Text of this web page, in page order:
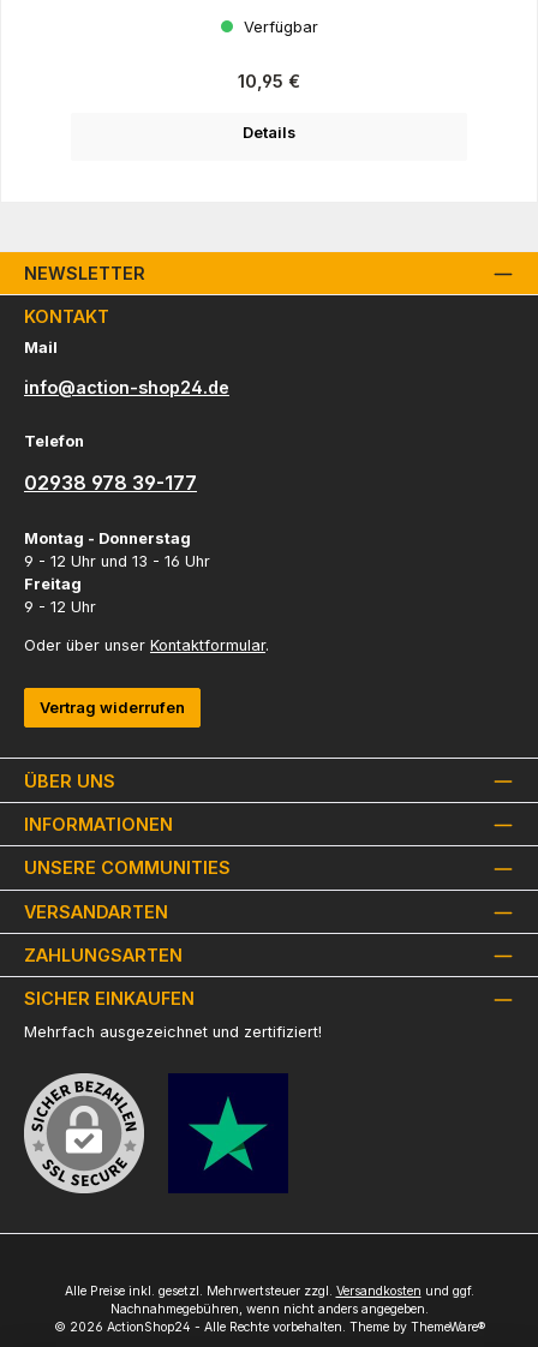
Verfügbar
Regulärer Preis:
10,95 €
Details
NEWSLETTER
ÜBER UNS
INFORMATIONEN
KONTAKT
Mail
info@action-shop24.de
Telefon
02938 978 39-177
Montag - Donnerstag
9 - 12 Uhr und 13 - 16 Uhr
Freitag
9 - 12 Uhr
Oder über unser Kontaktformular.
Vertrag widerrufen
UNSERE COMMUNITIES
VERSANDARTEN
ZAHLUNGSARTEN
SICHER EINKAUFEN
Mehrfach ausgezeichnet und zertifiziert!
Alle Preise inkl. gesetzl. Mehrwertsteuer zzgl. Versandkosten und ggf.
Nachnahmegebühren, wenn nicht anders angegeben.
© 2026 ActionShop24 - Alle Rechte vorbehalten. Theme by ThemeWare®